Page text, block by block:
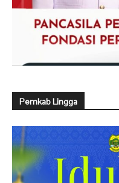
Pemkab Lingga